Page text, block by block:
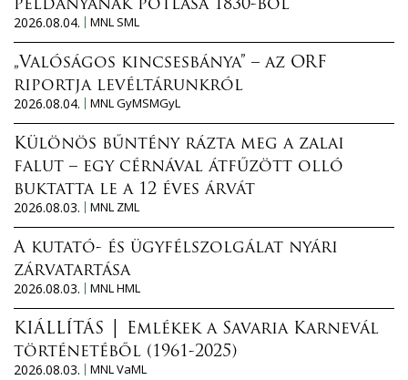
példányának pótlása 1830-ból
2026.08.04.
MNL SML
„Valóságos kincsesbánya” – az ORF
riportja levéltárunkról
2026.08.04.
MNL GyMSMGyL
Különös bűntény rázta meg a zalai
falut – egy cérnával átfűzött olló
buktatta le a 12 éves árvát
2026.08.03.
MNL ZML
A kutató- és ügyfélszolgálat nyári
zárvatartása
2026.08.03.
MNL HML
KIÁLLÍTÁS │ Emlékek a Savaria Karnevál
történetéből (1961-2025)
2026.08.03.
MNL VaML